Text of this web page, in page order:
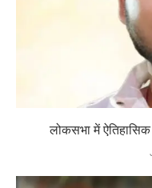
लोकसभा में ऐतिहासिक